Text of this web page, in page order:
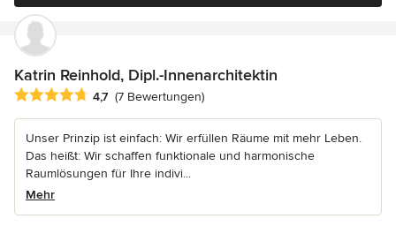
Katrin Reinhold, Dipl.-Innenarchitektin
Durchschnittliche Bewertung: 4.7 von 5 Sternen
4,7 (7 Bewertungen)
Unser Prinzip ist einfach: Wir erfüllen Räume mit mehr Leben.
Das heißt: Wir schaffen funktionale und harmonische
Raumlösungen für Ihre indivi...
Mehr